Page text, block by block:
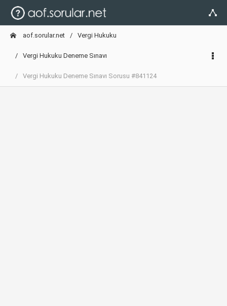
aof.sorular.net Vergi Hukuku
Vergi Hukuku Deneme Sınavı
Vergi Hukuku Deneme Sınavı Sorusu #841124